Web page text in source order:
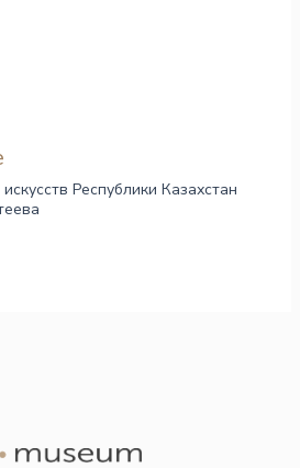
Республики Казахстан